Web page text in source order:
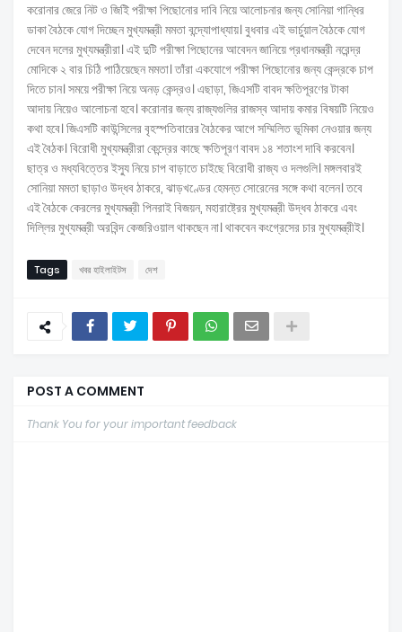
করোনার জেরে নিট ও জিইি পরীক্ষা পিছোনোর দাবি নিয়ে আলোচনার জন্য সোনিয়া গান্ধির
ডাকা বৈঠকে যোগ দিচ্ছেন মুখ্যমন্ত্রী মমতা বন্দ্যোপাধ্যায়। বুধবার এই ভার্চুয়াল বৈঠকে যোগ
দেবেন দলের মুখ্যমন্ত্রীরা। এই দুটি পরীক্ষা পিছোনের আবেদন জানিয়ে প্রধানমন্ত্রী নরেন্দ্র
মোদিকে ২ বার চিঠি পাঠিয়েছেন মমতা। তাঁরা একযোগে পরীক্ষা পিছোনোর জন্য কেন্দ্রকে চাপ
দিতে চান। সময়ে পরীক্ষা নিয়ে অনড় কেন্দ্রও। এছাড়া, জিএসটি বাবদ ক্ষতিপূরণের টাকা
আদায় নিয়েও আলোচনা হবে। করোনার জন্য রাজ্যগুলির রাজস্ব আদায় কমার বিষয়টি নিয়েও
কথা হবে। জিএসটি কাউন্সিলের বৃহস্পতিবারের বৈঠকের আগে সম্মিলিত ভূমিকা নেওয়ার জন্য
এই বৈঠক। বিরোধী মুখ্যমন্ত্রীরা কেন্দ্রের কাছে ক্ষতিপূরণ বাবদ ১৪ শতাংশ দাবি করবেন।
ছাত্র ও মধ্যবিত্তের ইস্যু নিয়ে চাপ বাড়াতে চাইছে বিরোধী রাজ্য ও দলগুলি। মঙ্গলবারই
সোনিয়া মমতা ছাড়াও উদ্ধব ঠাকরে, ঝাড়খণ্ডের হেমন্ত সোরেনের সঙ্গে কথা বলেন। তবে
এই বৈঠকে কেরলের মুখ্যমন্ত্রী পিনরাই বিজয়ন, মহারাষ্ট্রের মুখ্যমন্ত্রী উদ্ধব ঠাকরে এবং
দিল্লির মুখ্যমন্ত্রী অরবিন্দ কেজরিওয়াল থাকছেন না। থাকবেন কংগ্রেসের চার মুখ্যমন্ত্রীই।
Tags খবর হাইলাইটস দেশ
POST A COMMENT
Thank You for your important feedback